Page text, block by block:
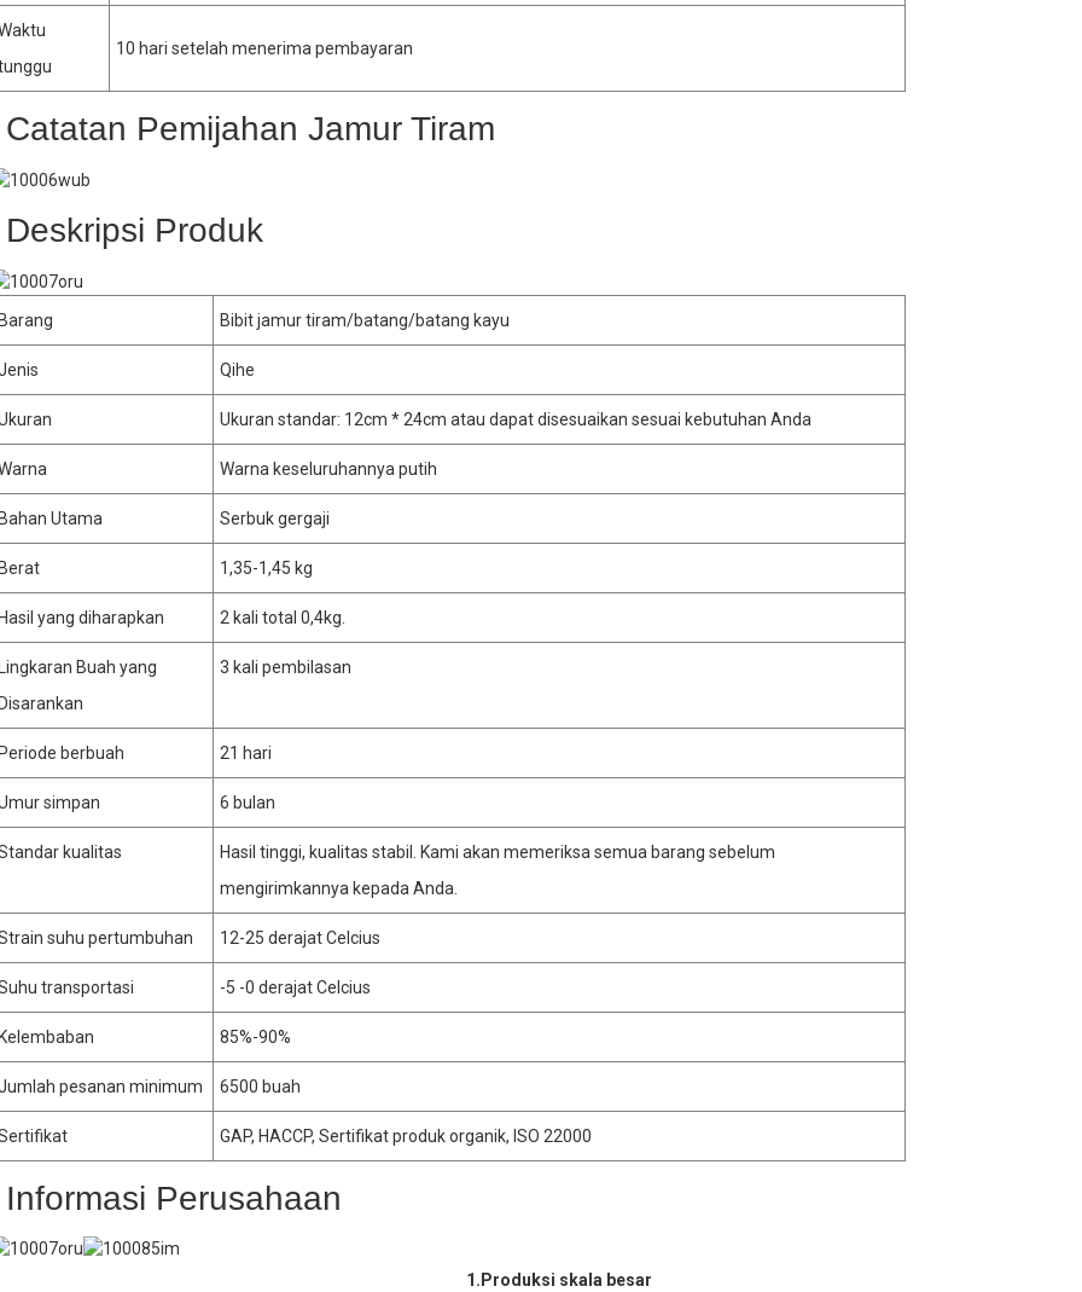
10 hari setelah menerima pembayaran
Catatan Pemijahan Jamur Tiram
Deskripsi Produk
Bibit jamur tiram/batang/batang kayu
Qihe
Ukuran standar: 12cm * 24cm atau dapat disesuaikan sesuai kebutuhan Anda
Warna keseluruhannya putih
Utama Serbuk gergaji
1,35-1,45 kg
yang diharapkan 2 kali total 0,4kg.
Buah yang
3 kali pembilasan
berbuah 21 hari
simpan 6 bulan
kualitas
Hasil tinggi, kualitas stabil. Kami akan memeriksa semua barang sebelum
mengirimkannya kepada Anda.
suhu pertumbuhan 12-25 derajat Celcius
transportasi -5 -0 derajat Celcius
85%-90%
pesanan minimum 6500 buah
GAP, HACCP, Sertifikat produk organik, ISO 22000
Informasi Perusahaan
1.Produksi skala besar